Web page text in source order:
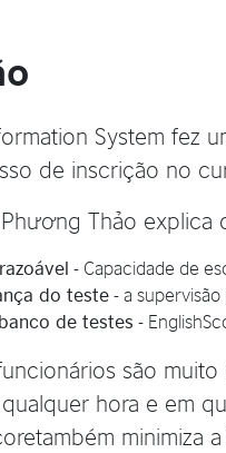
System fez
de inscrição no
Thảo
- Capacidade de
do teste- a
de testes -
são
hora e em
minimiza